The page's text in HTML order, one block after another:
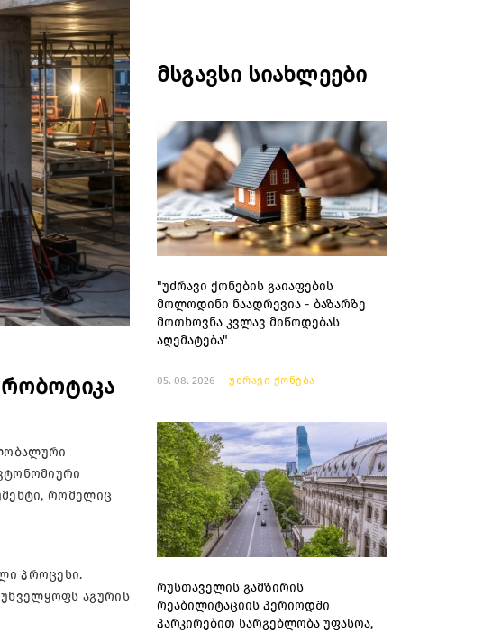
რომელიც
პროცესი.
აგურის
მსგავსი სიახლეები
"უძრავი ქონების გაიაფების
მოლოდინი ნაადრევია - ბაზარზე
მოთხოვნა კვლავ მიწოდებას
აღემატება"
05. 08. 2026 უძრავი ქონება
რუსთაველის გამზირის
რეაბილიტაციის პერიოდში
პარკირებით სარგებლობა უფასოა,